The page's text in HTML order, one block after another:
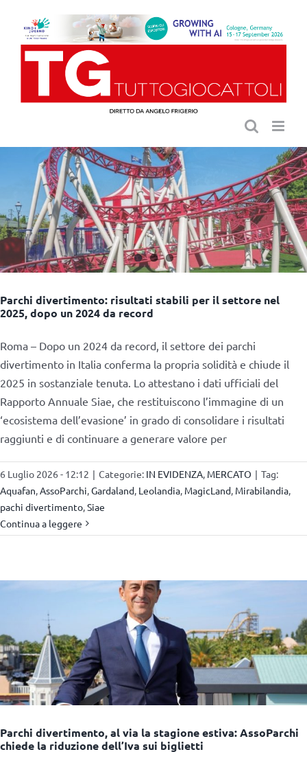
contenuto
Parchi divertimento: risultati stabili per il settore nel
2025, dopo un 2024 da record
Roma – Dopo un 2024 da record, il settore dei parchi
divertimento in Italia conferma la propria solidità e chiude il
2025 in sostanziale tenuta. Lo attestano i dati ufficiali del
Rapporto Annuale Siae, che restituiscono l’immagine di un
‘ecosistema dell’evasione’ in grado di consolidare i risultati
raggiunti e di continuare a generare valore per
6 Luglio 2026 - 12:12 | Categorie: IN EVIDENZA MERCATO | Tag:
Aquafan AssoParchi Gardaland Leolandia MagicLand Mirabilandia
pachi divertimento Siae
Continua a leggere
Parchi divertimento, al via la stagione estiva: AssoParchi
chiede la riduzione dell’Iva sui biglietti